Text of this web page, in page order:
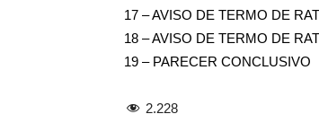
17 – AVISO DE TERMO DE
18 – AVISO DE TERMO DE
19 – PARECER CONCLUSIVO
2.228